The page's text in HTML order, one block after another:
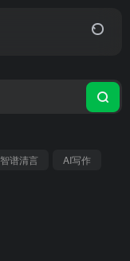
智谱清言 AI写作